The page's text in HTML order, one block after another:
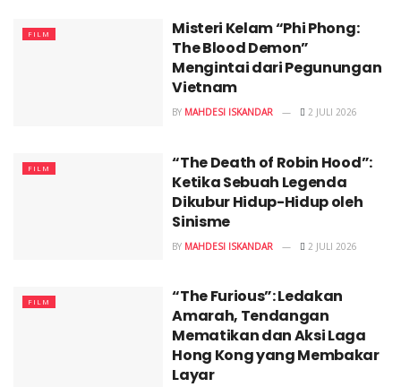
FILM
Misteri Kelam “Phi Phong:
The Blood Demon”
Mengintai dari Pegunungan
Vietnam
BY MAHDESI ISKANDAR 2 JULI 2026
FILM
“The Death of Robin Hood”:
Ketika Sebuah Legenda
Dikubur Hidup-Hidup oleh
Sinisme
BY MAHDESI ISKANDAR 2 JULI 2026
FILM
“The Furious”: Ledakan
Amarah, Tendangan
Mematikan dan Aksi Laga
Hong Kong yang Membakar
Layar